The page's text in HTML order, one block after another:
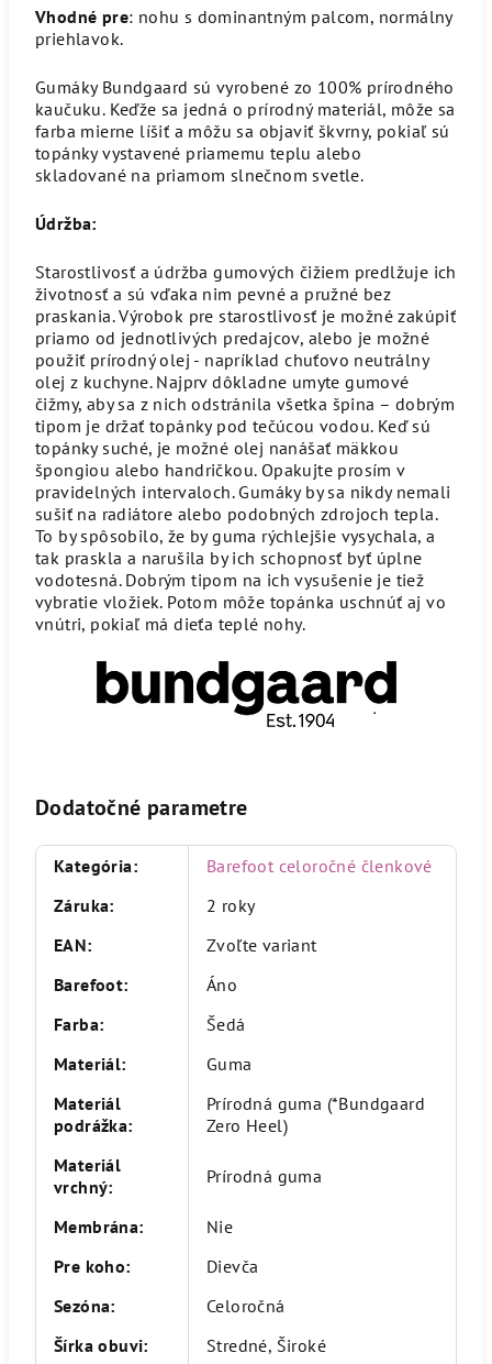
Vhodné pre: nohu s dominantným palcom, normálny
priehlavok.
Gumáky Bundgaard sú vyrobené zo 100% prírodného
kaučuku. Keďže sa jedná o prírodný materiál, môže sa
farba mierne líšiť a môžu sa objaviť škvrny, pokiaľ sú
topánky vystavené priamemu teplu alebo
skladované na priamom slnečnom svetle.
Údržba:
Starostlivosť a údržba gumových čižiem predlžuje ich
životnosť a sú vďaka nim pevné a pružné bez
praskania. Výrobok pre starostlivosť je možné zakúpiť
priamo od jednotlivých predajcov, alebo je možné
použiť prírodný olej - napríklad chuťovo neutrálny
olej z kuchyne. Najprv dôkladne umyte gumové
čižmy, aby sa z nich odstránila všetka špina – dobrým
tipom je držať topánky pod tečúcou vodou. Keď sú
topánky suché, je možné olej nanášať mäkkou
špongiou alebo handričkou. Opakujte prosím v
pravidelných intervaloch. Gumáky by sa nikdy nemali
sušiť na radiátore alebo podobných zdrojoch tepla.
To by spôsobilo, že by guma rýchlejšie vysychala, a
tak praskla a narušila by ich schopnosť byť úplne
vodotesná. Dobrým tipom na ich vysušenie je tiež
vybratie vložiek. Potom môže topánka uschnúť aj vo
vnútri, pokiaľ má dieťa teplé nohy.
Dodatočné parametre
Kategória:
Barefoot celoročné členkové
Záruka:
2 roky
EAN:
Zvoľte variant
Barefoot:
Áno
Farba:
Šedá
Materiál:
Guma
Materiál
podrážka:
Prírodná guma (*Bundgaard
Zero Heel)
Materiál
vrchný: Prírodná guma
Membrána:
Nie
Pre koho:
Dievča
Sezóna:
Celoročná
Šírka obuvi:
Stredné, Široké